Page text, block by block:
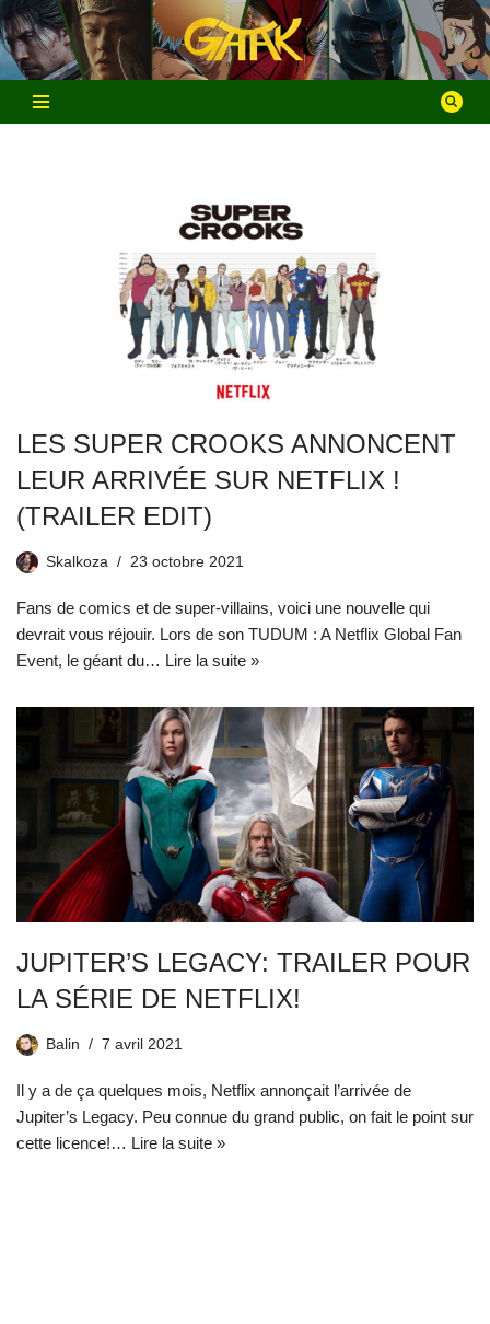
Aller
au
contenu
LES SUPER CROOKS ANNONCENT
LEUR ARRIVÉE SUR NETFLIX !
(TRAILER EDIT)
Skalkoza 23 octobre 2021
Fans de comics et de super-villains, voici une nouvelle qui
devrait vous réjouir. Lors de son TUDUM : A Netflix Global Fan
Event, le géant du… Lire la suite »
JUPITER’S LEGACY: TRAILER POUR
LA SÉRIE DE NETFLIX!
Balin 7 avril 2021
Il y a de ça quelques mois, Netflix annonçait l’arrivée de
Jupiter’s Legacy. Peu connue du grand public, on fait le point sur
cette licence!… Lire la suite »